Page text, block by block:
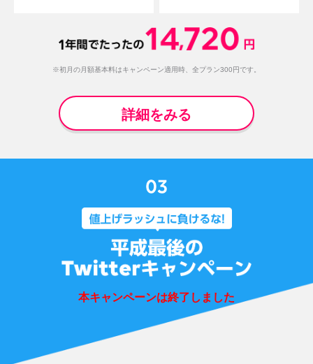
※初月の月額基本料はキャンペーン適用時、全プラン300円です。
詳細をみる
本キャンペーンは終了しました